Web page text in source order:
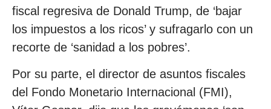
fiscal regresiva de Donald Trump, de ‘bajar
los impuestos a los ricos’ y sufragarlo con un
recorte de ‘sanidad a los pobres’.
Por su parte, el director de asuntos fiscales
del Fondo Monetario Internacional (FMI),